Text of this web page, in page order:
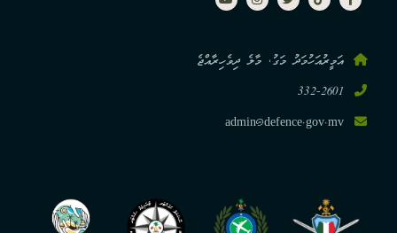
އަމީރުއަހުމަދު މަގު, މާލެ ދިވެހިރާއްޖެ
admin@defence.gov.mv